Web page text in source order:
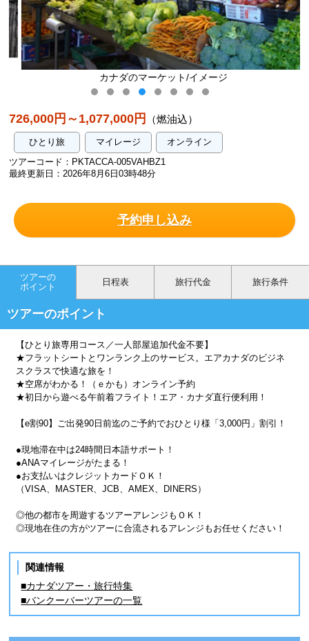
カナダのマーケット/イメージ
726,000円～1,077,000円 （燃油込）
ひとり旅 マイレージ
オンライン
ツアーコード：PKTACCA-005VAHBZ1
最終更新日：2026年8月6日03時48分
予約申し込み
ツアーの
ポイント
日程表 旅行代金 旅行条件
ツアーのポイント
【ひとり旅専用コース／一人部屋追加代金不要】
★フラットシートとワンランク上のサービス。エアカナダのビジネ
スクラスで快適な旅を！
★空席がわかる！（ｅかも）オンライン予約
★初日から遊べる午前着フライト！エア・カナダ直行便利用！
【e割90】ご出発90日前迄のご予約でおひとり様「3,000円」割引！
●現地滞在中は24時間日本語サポート！
●ANAマイレージがたまる！
●お支払いはクレジットカードＯＫ！
（VISA、MASTER、JCB、AMEX、DINERS）
◎他の都市を周遊するツアーアレンジもＯＫ！
◎現地在住の方がツアーに合流されるアレンジもお任せください！
関連情報
■カナダツアー・旅行特集
■バンクーバーツアーの一覧